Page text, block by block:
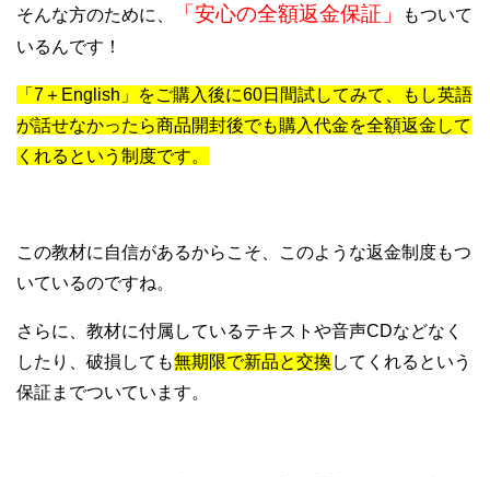
そんな方のために、 「安心の全額返金保証」
もついて
いるんです！
「7＋English」をご購入後に60日間試してみて、もし英語
が話せなかったら商品開封後でも購入代金を全額返金して
くれるという制度です。
この教材に自信があるからこそ、このような返金制度もつ
いているのですね。
さらに、教材に付属しているテキストや音声CDなどなく
したり、破損しても無期限で新品と交換 してくれるという
保証までついています。